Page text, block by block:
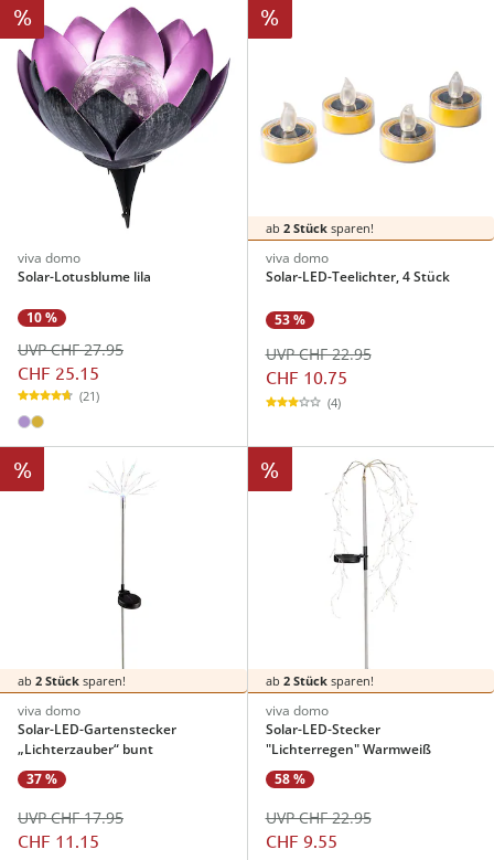
%
viva domo
Solar-Lotusblume lila
10 %
CHF 25.15
UVP CHF 27.95
(21)
%
ab 2 Stücksparen!
viva domo
Solar-LED-Teelichter, 4 Stück
53 %
CHF 10.75
UVP CHF 22.95
(4)
%
ab 2 Stück sparen!
viva domo
Solar-LED-Gartenstecker
„Lichterzauber“ bunt
37 %
CHF 11.15
UVP CHF 17.95
%
ab 2 Stücksparen!
viva domo
Solar-LED-Stecker
"Lichterregen" Warmweiß
58 %
CHF 9.55
UVP CHF 22.95